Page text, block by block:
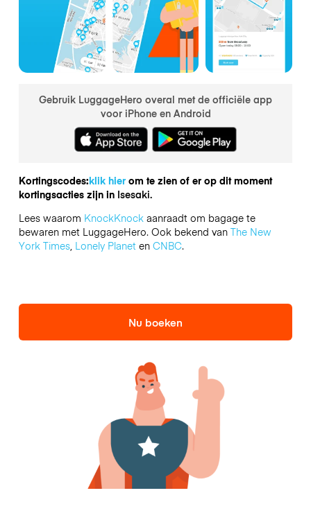
Gebruik LuggageHero overal met de officiële app
voor iPhone en Android
Kortingscodes:klik hierom te zien of er op dit moment
kortingsacties zijn in Isesaki.
Lees waarom KnockKnockaanraadt om bagage te
bewaren met LuggageHero. Ook bekend van The New
York Times, Lonely Planeten CNBC.
Nu boeken